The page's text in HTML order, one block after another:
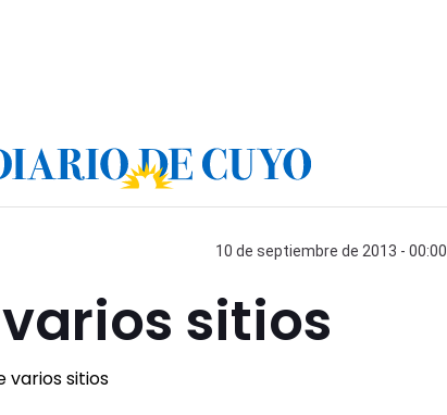
10 de septiembre de 2013 - 00:00
sitios